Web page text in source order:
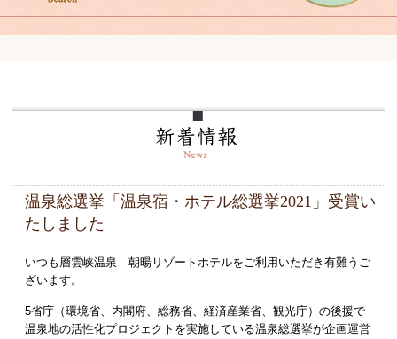
温泉総選挙「温泉宿・ホテル総選挙2021」受賞い
たしました
いつも層雲峡温泉 朝暘リゾートホテルをご利用いただき有難うご
ざいます。
5省庁（環境省、内閣府、総務省、経済産業省、観光庁）の後援で
温泉地の活性化プロジェクトを実施している温泉総選挙が企画運営